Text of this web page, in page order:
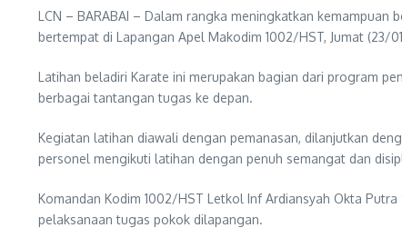
LCN – BARABAI – Dalam rangka meningkatkan
bertempat di Lapangan Apel Makodim 1002/HST, Jumat (23/
Latihan beladiri Karate ini merupakan bagian dari program
berbagai tantangan tugas ke depan.
Kegiatan latihan diawali dengan pemanasan, dilanjutkan
personel mengikuti latihan dengan penuh semangat dan
Komandan Kodim 1002/HST Letkol Inf Ardiansyah Okta
pelaksanaan tugas pokok dilapangan.